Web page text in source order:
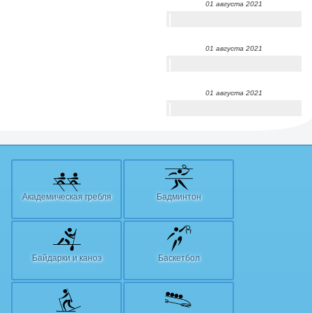
01 августа 2021
01 августа 2021
01 августа 2021
Академическая гребля Бадминтон
Байдарки и каноэ Баскетбол